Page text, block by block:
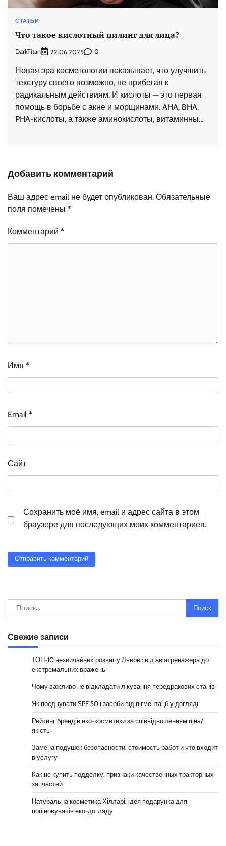
СТАТЬИ
Что такое кислотный пилинг для лица?
DarkTitan 22.06.2025 0
Новая эра косметологии показывает, что улучшить
текстуру своего возможно, не прибегая к
радикальным действиям. И кислоты — это первая
помощь в борьбе с акне и морщинами. AHA, BHA,
PHA-кислоты, а также аминокислоты, витаминны…
Добавить комментарий
Ваш адрес email не будет опубликован. Обязательные
поля помечены *
Комментарий *
Имя *
Email *
Сайт
Сохранить моё имя, email и адрес сайта в этом
браузере для последующих моих комментариев.
Найти:
Свежие записи
ТОП-10 незвичайних розваг у Львові: від авіатренажера до
екстремальних вражень
Чому важливо не відкладати лікування передракових станів
Як поєднувати SPF 50 і засоби від пігментації у догляді
Рейтинг брендів еко-косметики за співвідношенням ціна/
якість
Замена подушек безопасности: стоимость работ и что входит
в услугу
Как не купить подделку: признаки качественных тракторных
запчастей
Натуральна косметика Хілларі: ідея подарунка для
поціновувачів еко-догляду